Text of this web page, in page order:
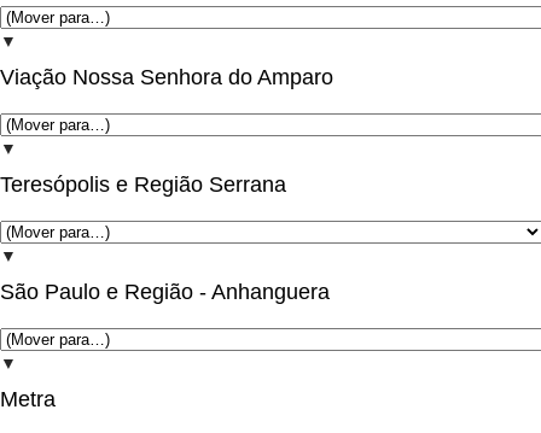
▼
Viação Nossa Senhora do Amparo
▼
Teresópolis e Região Serrana
▼
São Paulo e Região - Anhanguera
▼
Metra